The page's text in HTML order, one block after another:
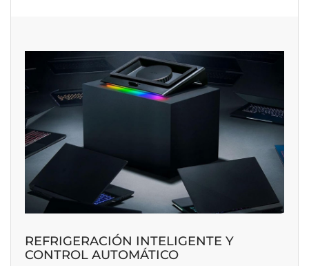
REFRIGERACIÓN INTELIGENTE Y
CONTROL AUTOMÁTICO